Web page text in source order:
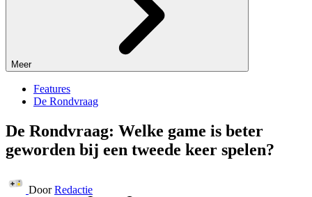
Meer
Features
De Rondvraag
De Rondvraag: Welke game is beter
geworden bij een tweede keer spelen?
Door Redactie